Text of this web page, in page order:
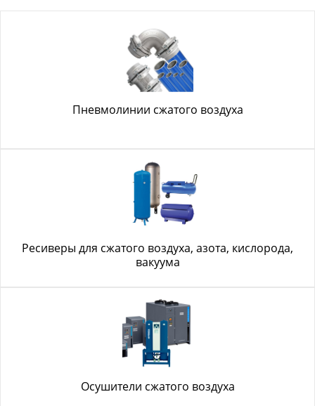
Пневмолинии сжатого воздуха
Ресиверы для сжатого воздуха, азота, кислорода,
вакуума
Осушители сжатого воздуха